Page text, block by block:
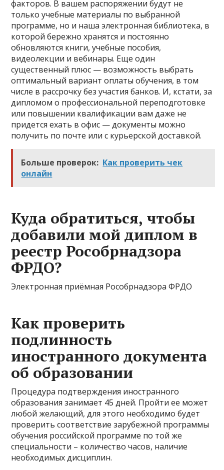
факторов. В вашем распоряжении будут не
только учебные материалы по выбранной
программе, но и наша электронная библиотека, в
которой бережно хранятся и постоянно
обновляются книги, учебные пособия,
видеолекции и вебинары. Еще один
существенный плюс — возможность выбрать
оптимальный вариант оплаты обучения, в том
числе в рассрочку без участия банков. И, кстати, за
дипломом о профессиональной переподготовке
или повышении квалификации вам даже не
придется ехать в офис — документы можно
получить по почте или с курьерской доставкой.
Больше проверок: Как проверить чек
онлайн
Куда обратиться, чтобы
добавили мой диплом в
реестр Рособрнадзора
ФРДО?
Электронная приёмная Рособрнадзора ФРДО
Как проверить
подлинность
иностранного документа
об образовании
Процедура подтверждения иностранного
образования занимает 45 дней. Пройти ее может
любой желающий, для этого необходимо будет
проверить соответствие зарубежной программы
обучения российской программе по той же
специальности – количество часов, наличие
необходимых дисциплин.